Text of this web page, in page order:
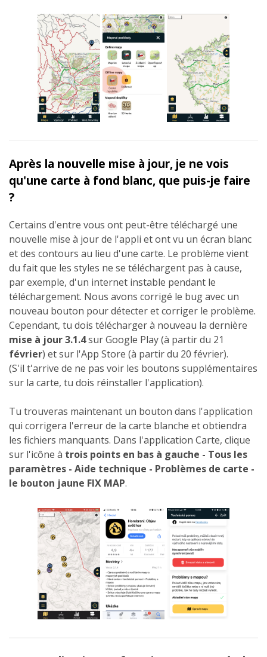
Après la nouvelle mise à jour, je ne vois
qu'une carte à fond blanc, que puis-je faire
?
Certains d'entre vous ont peut-être téléchargé une
nouvelle mise à jour de l'appli et ont vu un écran blanc
et des contours au lieu d'une carte. Le problème vient
du fait que les styles ne se téléchargent pas à cause,
par exemple, d'un internet instable pendant le
téléchargement. Nous avons corrigé le bug avec un
nouveau bouton pour détecter et corriger le problème.
Cependant, tu dois télécharger à nouveau la dernière
mise à jour 3.1.4sur Google Play (à partir du 21
février) et sur l'App Store (à partir du 20 février).
(S'il t'arrive de ne pas voir les boutons supplémentaires
sur la carte, tu dois réinstaller l'application).
Tu trouveras maintenant un bouton dans l'application
qui corrigera l'erreur de la carte blanche et obtiendra
les fichiers manquants. Dans l'application Carte, clique
sur l'icône à trois points en bas à gauche - Tous les
paramètres - Aide technique - Problèmes de carte -
le bouton jaune FIX MAP.